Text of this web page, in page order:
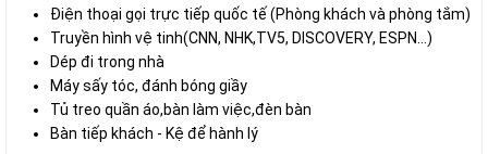
Điện thoại gọi trực tiếp quốc tế (Phòng khách và phòng tắm)
Truyền hình vệ tinh(CNN, NHK,TV5, DISCOVERY, ESPN...)
Dép đi trong nhà
Máy sấy tóc, đánh bóng giầy
Tủ treo quần áo,bàn làm việc,đèn bàn
Bàn tiếp khách - Kệ để hành lý